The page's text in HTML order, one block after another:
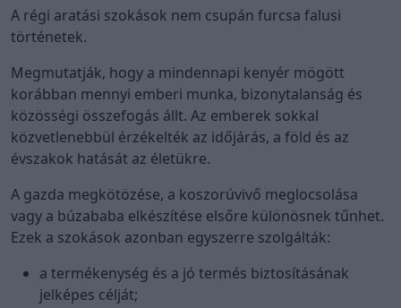
A régi aratási szokások nem csupán furcsa falusi
történetek.
Megmutatják, hogy a mindennapi kenyér mögött
korábban mennyi emberi munka, bizonytalanság és
közösségi összefogás állt. Az emberek sokkal
közvetlenebbül érzékelték az időjárás, a föld és az
évszakok hatását az életükre.
A gazda megkötözése, a koszorúvivő meglocsolása
vagy a búzababa elkészítése elsőre különösnek tűnhet.
Ezek a szokások azonban egyszerre szolgálták:
a termékenység és a jó termés biztosításának
jelképes célját;